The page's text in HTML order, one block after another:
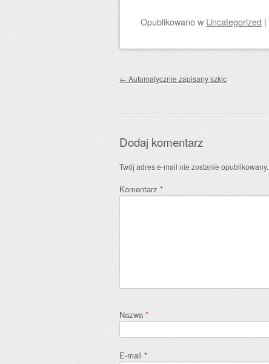
Opublikowanow Uncategorized |
Zobacz wpisy
← Automatycznie zapisany szkic
Dodaj komentarz
Twój adres e-mail nie zostanie opublikowany.
Komentarz *
Nazwa *
E-mail *